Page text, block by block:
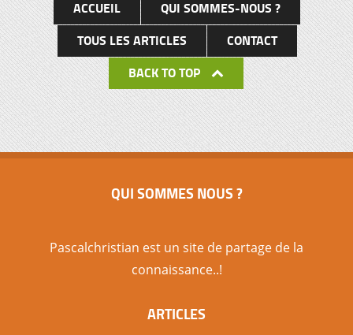
ACCUEIL
QUI SOMMES-NOUS ?
TOUS LES ARTICLES
CONTACT
BACK TO TOP
QUI SOMMES NOUS ?
Pascalchristian est un site de partage de la
connaissance..!
ARTICLES